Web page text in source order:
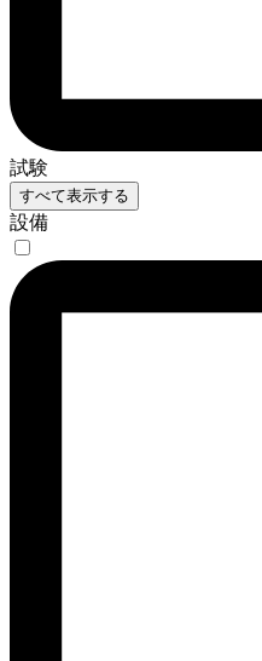
試験
すべて表示する
設備